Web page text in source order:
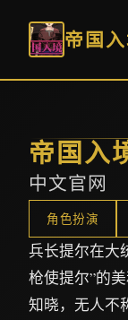
帝国
帝国入
中文官网
角色扮演
兵长提尔在大
枪使提尔”的
知晓，无人不